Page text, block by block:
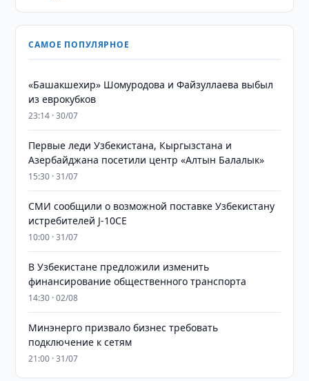
САМОЕ ПОПУЛЯРНОЕ
«Башакшехир» Шомуродова и Файзуллаева выбыл
из еврокубков
23:14 · 30/07
Первые леди Узбекистана, Кыргызстана и
Азербайджана посетили центр «Алтын Балалык»
15:30 · 31/07
СМИ сообщили о возможной поставке Узбекистану
истребителей J-10CE
10:00 · 31/07
В Узбекистане предложили изменить
финансирование общественного транспорта
14:30 · 02/08
Минэнерго призвало бизнес требовать
подключение к сетям
21:00 · 31/07